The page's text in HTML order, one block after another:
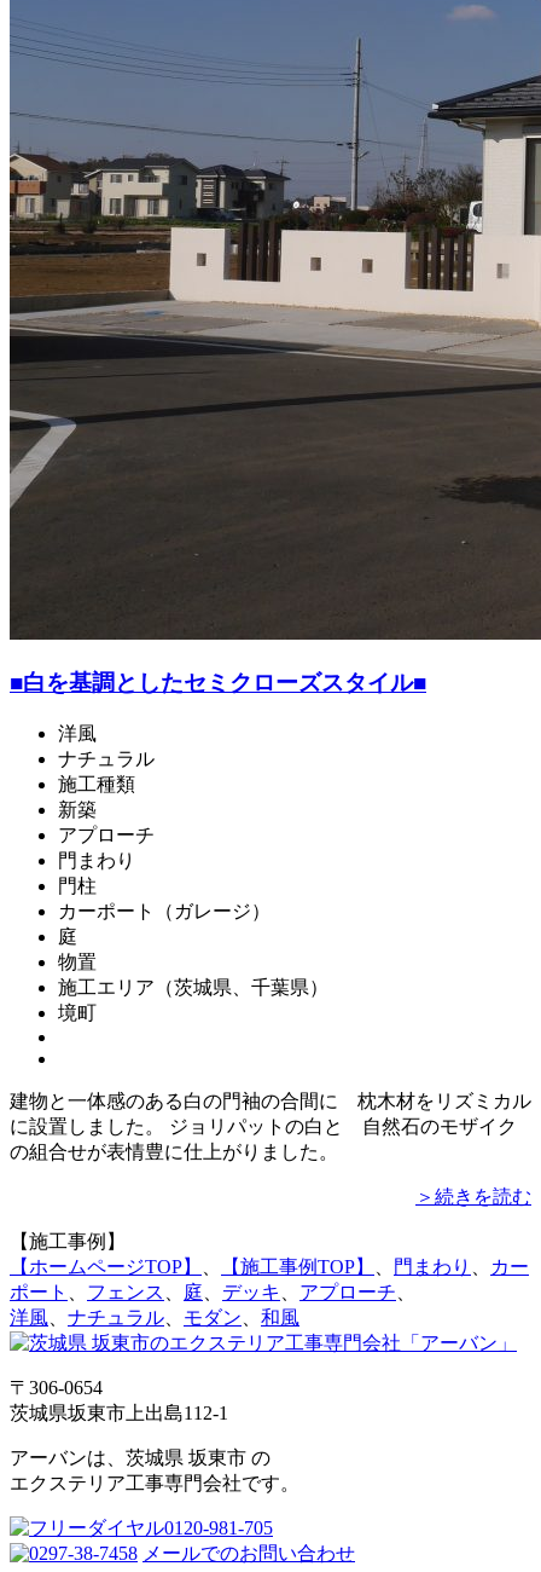
■白を基調としたセミクローズスタイル■
洋風
ナチュラル
施工種類
新築
アプローチ
門まわり
門柱
カーポート（ガレージ）
庭
物置
施工エリア（茨城県、千葉県）
境町
建物と一体感のある白の門袖の合間に 枕木材をリズミカル
に設置しました。 ジョリパットの白と 自然石のモザイク
の組合せが表情豊に仕上がりました。
＞続きを読む
【施工事例】
【ホームページTOP】
【施工事例TOP】 門まわり
カー
ポート
フェンス 庭 デッキ アプローチ
洋風
ナチュラル モダン 和風
〒306-0654
茨城県坂東市上出島112-1
アーバンは、茨城県 坂東市 の
エクステリア工事専門会社です。
メールでのお問い合わせ